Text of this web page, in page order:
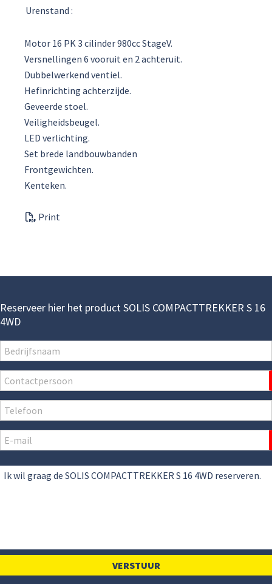
Urenstand :
Motor 16 PK 3 cilinder 980cc StageV.
Versnellingen 6 vooruit en 2 achteruit.
Dubbelwerkend ventiel.
Hefinrichting achterzijde.
Geveerde stoel.
Veiligheidsbeugel.
LED verlichting.
Set brede landbouwbanden
Frontgewichten.
Kenteken.
Print
Reserveer hier het product SOLIS COMPACTTREKKER S 16
4WD